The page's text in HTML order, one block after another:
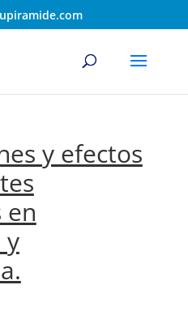
y efectos
en
y